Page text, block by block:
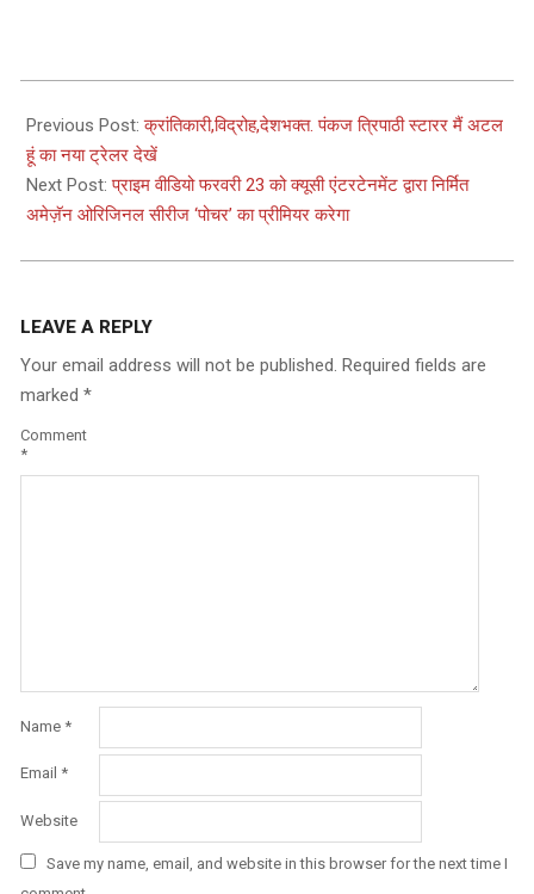
01-
16
Previous Post:क्रांतिकारी,विद्रोह,देशभक्त. पंकज त्रिपाठी स्टारर मैं अटल
हूं का नया ट्रेलर देखें
Next Post:प्राइम वीडियो फरवरी 23 को क्यूसी एंटरटेनमेंट द्वारा निर्मित
अमेज़ॅन ओरिजिनल सीरीज ‘पोचर’ का प्रीमियर करेगा
LEAVE A REPLY
Your email address will not be published. Required fields are
marked *
Comment
*
Name *
Email *
Website
Save my name, email, and website in this browser for the next time I